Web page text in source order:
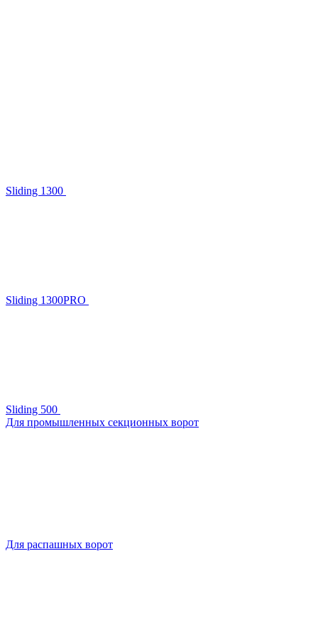
Sliding 1300
Sliding 1300PRO
Sliding 500
Для промышленных секционных ворот
Для распашных ворот